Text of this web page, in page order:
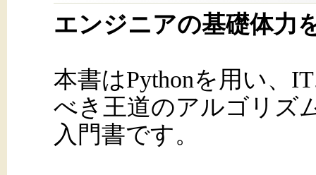
エンジニアの基礎体力
本書はPythonを用い、
べき王道のアルゴリズ
入門書です。